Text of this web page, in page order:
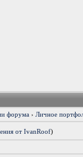
форума ›Личное
от IvanRoof)